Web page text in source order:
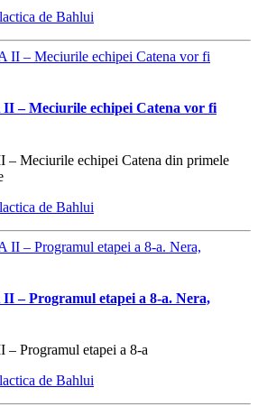
de Bahlui
– Meciurile echipei Catena vor fi
Meciurile echipei Catena din primele
de Bahlui
– Programul etapei a 8-a. Nera,
Programul etapei a 8-a
de Bahlui